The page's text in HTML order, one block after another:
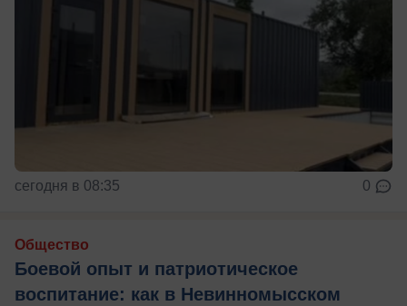
сегодня в 08:35 0
Общество
Боевой опыт и патриотическое
воспитание: как в Невинномысском